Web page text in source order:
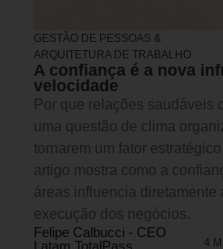
GESTÃO DE PESSOAS &
ARQUITETURA DE TRABALHO
A confiança é a nova
velocidade
Por que relações saudáveis
uma questão de clima
tornarem um fator
artigo mostra como a
áreas influencia diretamente
execução dos negócios.
Felipe Calbucci - CEO
4